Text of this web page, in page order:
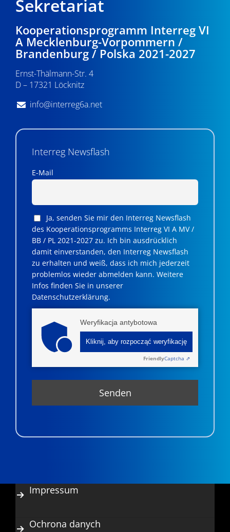
Sekretariat
Kooperationsprogramm Interreg VI
A Mecklenburg-Vorpommern /
Brandenburg / Polska 2021-2027
Ernst-Thälmann-Str. 4
D – 17321 Löcknitz
info@interreg6a.net
Interreg Newsflash
E-Mail
Ja, senden Sie mir den Interreg Newsflash
des Kooperationsprogramms Interreg VI A MV /
BB / PL 2021-2027 zu. Ich bin ausdrücklich
damit einverstanden, den Interreg Newsflash
zu erhalten und weiß, dass ich mich jederzeit
problemlos wieder abmelden kann. Weitere
Infos finden Sie in unserer
Datenschutzerklärung.
Weryfikacja antybotowa
Kliknij, aby rozpocząć weryfikację
FriendlyCaptcha ⇗
Impressum
Ochrona danych